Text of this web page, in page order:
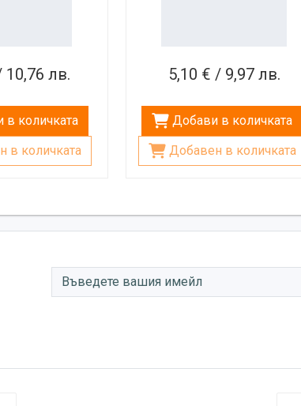
10,76 лв.
в количката
в количката
5,10 € / 9,97 лв.
Добави в количката
Добавен в количката